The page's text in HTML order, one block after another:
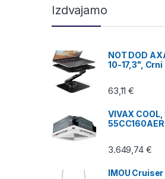
Izdvajamo
NOT DOD
10-17,3", Crni
63,11€
VIVAX
3.649,74 €
IMOU Cruiser